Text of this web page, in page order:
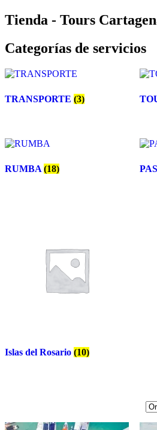
Tienda - Tours
Categorías de servicios
TRANSPORTE (3)
RUMBA (18)
Islas del Rosario (10)